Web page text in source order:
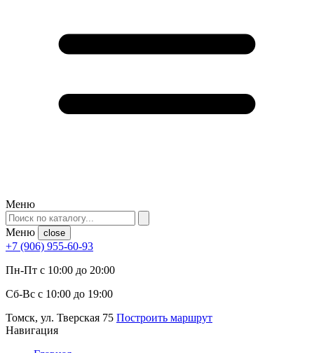
Меню
Меню close
+7 (906) 955-60-93
Пн-Пт с 10:00 до 20:00
Сб-Вс с 10:00 до 19:00
Томск, ул. Тверская 75 Построить маршрут
Навигация